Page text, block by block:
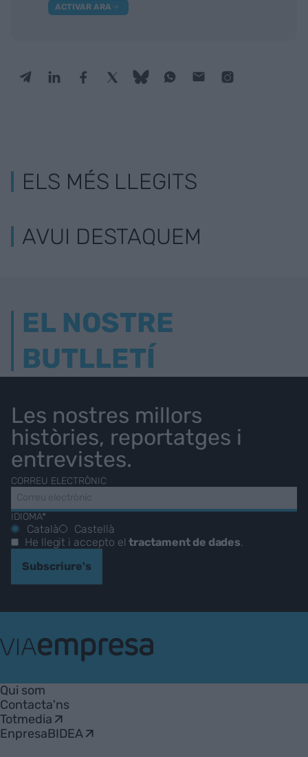
ACTIVAR ARA
ELS MÉS LLEGITS
AVUI DESTAQUEM
EL NOSTRE
BUTLLETÍ
Les nostres millors
històries, reportatges i
entrevistes.
CORREU ELECTRÒNIC
IDIOMA*
Català
Castellà
He llegit i accepto eltractament de dades.
Subscriure's
Empresa
Qui som
Contacta'ns
Totmedia
EnpresaBIDEA